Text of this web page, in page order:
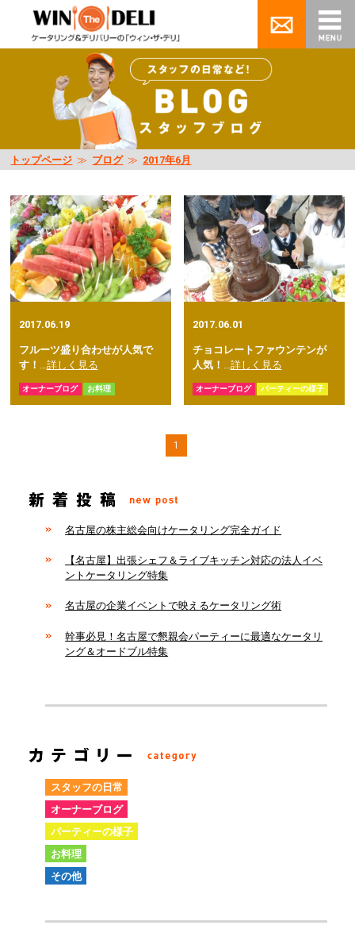
トップページ ≫ ブログ≫ 2017年6月
2017.06.19
フルーツ盛り合わせが人気で
す！
詳しく見る
オーナーブログ お料理
2017.06.01
チョコレートファウンテンが
人気！
詳しく見る
オーナーブログ パーティーの様子
1
名古屋の株主総会向けケータリング完全ガイド
【名古屋】出張シェフ＆ライブキッチン対応の法人イベ
ントケータリング特集
名古屋の企業イベントで映えるケータリング術
幹事必見！名古屋で懇親会パーティーに最適なケータリ
ング＆オードブル特集
スタッフの日常
オーナーブログ
パーティーの様子
お料理
その他